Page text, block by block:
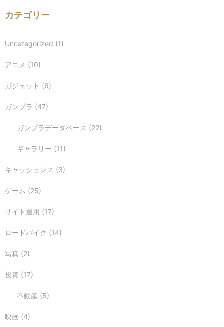
カテゴリー
Uncategorized (1)
アニメ (10)
ガジェット (6)
ガンプラ (47)
ガンプラデータベース (22)
ギャラリー (11)
キャッシュレス (3)
ゲーム (25)
サイト運用 (17)
ロードバイク (14)
写真 (2)
投資 (17)
不動産 (5)
映画 (4)